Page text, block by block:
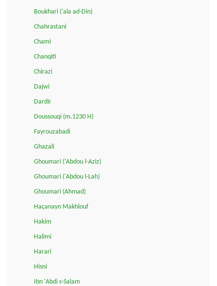
Boukhari ('ala ad-Din)
Chahrastani
Chami
Chanqiti
Chirazi
Dajwi
Dardir
Doussouqi (m.1230 H)
Fayrouzabadi
Ghazali
Ghoumari ('Abdou l-Aziz)
Ghoumari ('Abdou l-Lah)
Ghoumari (Ahmad)
Haçanayn Makhlouf
Hakim
Halimi
Harari
Hisni
Ibn 'Abdi s-Salam